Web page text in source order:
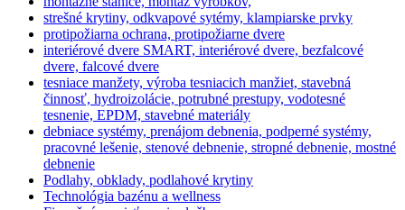
strešné krytiny, odkvapové sytémy, klampiarske prvky
protipožiarna ochrana, protipožiarne dvere
interiérové dvere SMART, interiérové dvere, bezfalcové
dvere, falcové dvere
tesniace manžety, výroba tesniacich manžiet, stavebná
činnosť, hydroizolácie, potrubné prestupy, vodotesné
tesnenie, EPDM, stavebné materiály
debniace systémy, prenájom debnenia, podperné systémy,
pracovné lešenie, stenové debnenie, stropné debnenie, mostné
debnenie
Podlahy, obklady, podlahové krytiny
Technológia bazénu a wellness